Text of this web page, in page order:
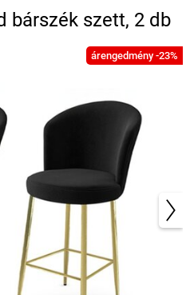
bárszék szett, 2 db
árengedmény -23%